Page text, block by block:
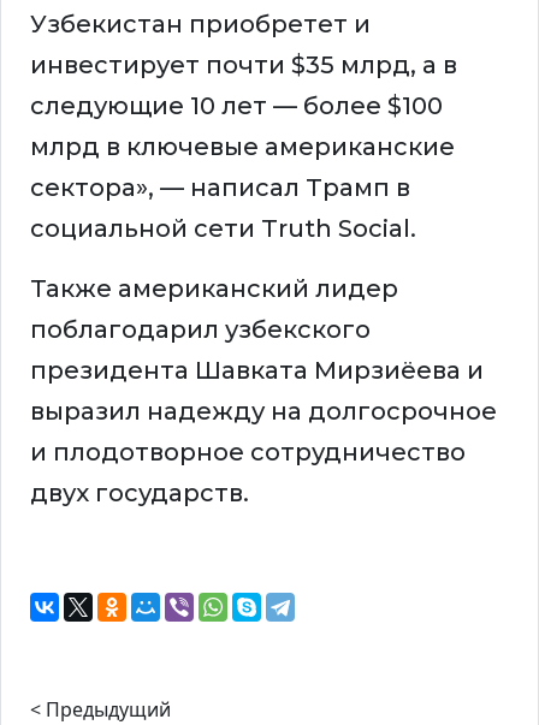
Узбекистан приобретет и
инвестирует почти $35 млрд, а в
следующие 10 лет — более $100
млрд в ключевые американские
сектора», — написал Трамп в
социальной сети Truth Social.
Также американский лидер
поблагодарил узбекского
президента Шавката Мирзиёева и
выразил надежду на долгосрочное
и плодотворное сотрудничество
двух государств.
< Предыдущий